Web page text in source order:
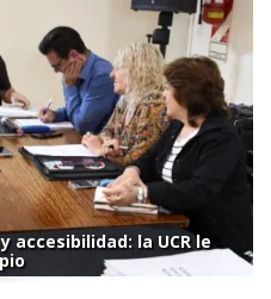
accesibilidad: la UCR le